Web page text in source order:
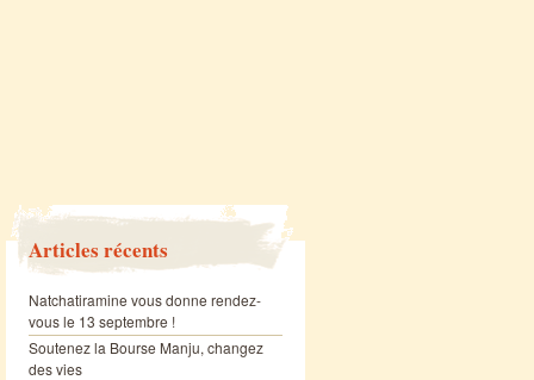
Articles récents
Natchatiramine vous donne rendez-
vous le 13 septembre !
Soutenez la Bourse Manju, changez
des vies